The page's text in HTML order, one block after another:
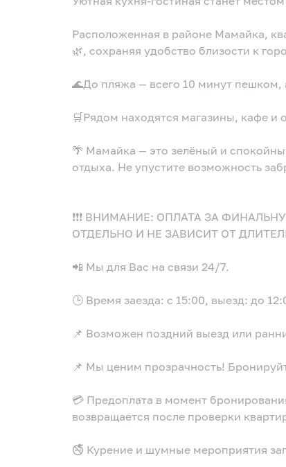
Расположенная в районе Мамайка,
🌿, сохраняя удобство близости к
🌊До пляжа — всего 10 минут пешком,
🛒Рядом находятся магазины, кафе и
🌴 Мамайка — это зелёный и
отдыха. Не упустите возможность
❗️❗️❗️ ВНИМАНИЕ: ОПЛАТА ЗА
ОТДЕЛЬНО И НЕ ЗАВИСИТ ОТ
📲 Мы для Вас на связи 24/7.
🕒 Время заезда: с 15:00, выезд: до
📌 Возможен поздний выезд или
📌 Мы ценим прозрачность!
💳 Предоплата в момент
возвращается после проверки
🚭 Курение и шумные мероприятия